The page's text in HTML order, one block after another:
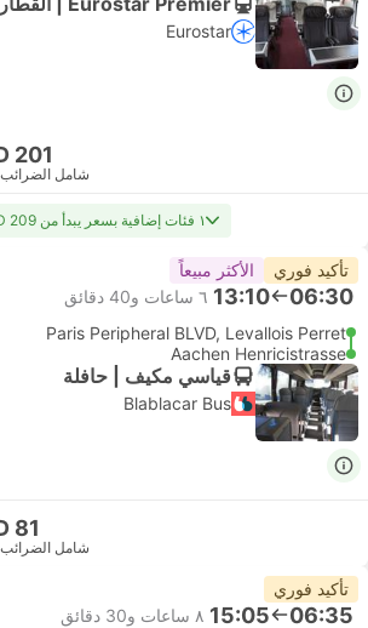
Eurostar
201
شامل الضرائب
١ فئات إضافية بسعر يبدأ من USD 209
تأكيد فوري الأكثر مبيعاً
06:30
13:10 ٦ ساعات و‫40 دقائق
Paris Peripheral BLVD, Levallois Perret
Aachen Henricistrasse
قياسي مكيف | حافلة
Blablacar Bus
81
شامل الضرائب
تأكيد فوري
06:35
15:05 ٨ ساعات و‫30 دقائق